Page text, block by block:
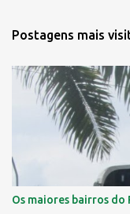
Postagens mais
Os maiores bairros